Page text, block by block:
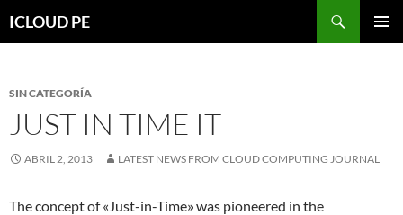
hacia
ICLOUD PE
SIN CATEGORÍA
JUST IN TIME IT
ABRIL 2, 2013 LATEST NEWS FROM CLOUD COMPUTING JOURNAL
The concept of «Just-in-Time» was pioneered in the